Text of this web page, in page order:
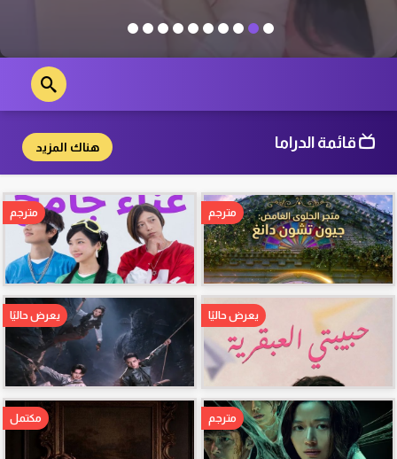
هناك المزيد قائمة الدراما
مترجم مترجم
يعرض حاليًا يعرض حاليًا
مترجم مكتمل